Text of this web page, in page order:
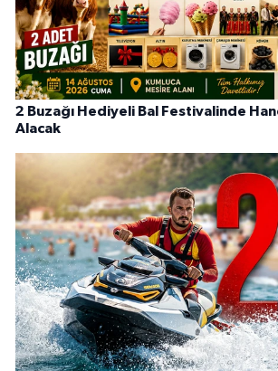
2 Buzağı Hediyeli Bal Festivalinde
Alacak